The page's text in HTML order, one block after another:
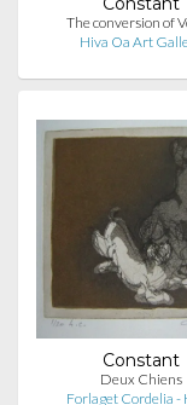
The conversion of
Hiva Oa Art
Constant
Deux Chiens
Forlaget Cordelia -